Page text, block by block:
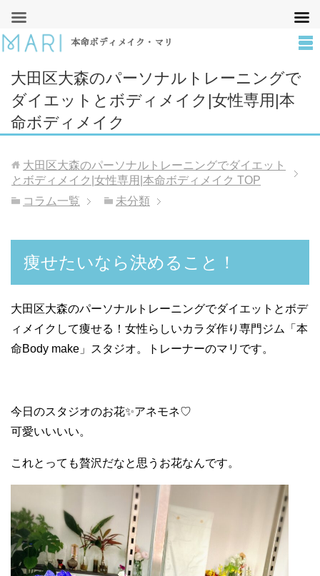
本命ボディメイク・マリ
大田区大森のパーソナルトレーニングで
ダイエットとボディメイク|女性専用|本
命ボディメイク
大田区大森のパーソナルトレーニングでダイエット
とボディメイク|女性専用|本命ボディメイク TOP
コラム一覧
未分類
痩せたいなら決めること！
大田区大森のパーソナルトレーニングでダイエットとボデ
ィメイクして痩せる！女性らしいカラダ作り専門ジム「本
命Body make」スタジオ。トレーナーのマリです。
今日のスタジオのお花✨アネモネ♡
可愛いいいい。
これとっても贅沢だなと思うお花なんです。